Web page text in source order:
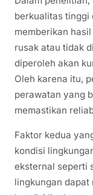
berkualitas tinggi
memberikan
rusak atau tidak
diperoleh akan
Oleh karena itu,
perawatan yang
memastikan
Faktor kedua
kondisi
eksternal seperti
lingkungan dapat